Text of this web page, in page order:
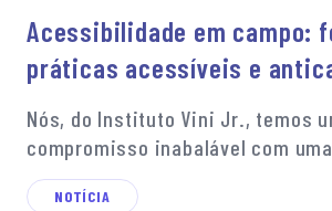
Acessibilidade em campo:
práticas acessíveis e
Nós, do Instituto Vini Jr., temos
compromisso inabalável com
NOTÍCIA